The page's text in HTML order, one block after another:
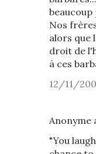
beaucoup
Nos
alors que
droit de
à ces
12/11/
Anonyme
"You